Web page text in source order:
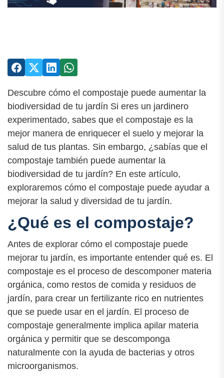
Descubre cómo el compostaje puede aumentar la
biodiversidad de tu jardín Si eres un jardinero
experimentado, sabes que el compostaje es la
mejor manera de enriquecer el suelo y mejorar la
salud de tus plantas. Sin embargo, ¿sabías que el
compostaje también puede aumentar la
biodiversidad de tu jardín? En este artículo,
exploraremos cómo el compostaje puede ayudar a
mejorar la salud y diversidad de tu jardín.
¿Qué es el compostaje?
Antes de explorar cómo el compostaje puede
mejorar tu jardín, es importante entender qué es. El
compostaje es el proceso de descomponer materia
orgánica, como restos de comida y residuos de
jardín, para crear un fertilizante rico en nutrientes
que se puede usar en el jardín. El proceso de
compostaje generalmente implica apilar materia
orgánica y permitir que se descomponga
naturalmente con la ayuda de bacterias y otros
microorganismos.